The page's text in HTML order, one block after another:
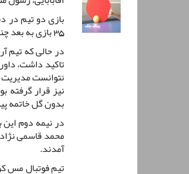
بازی دو تیم در
35 بازی به بعد چندین موقعیت خوب گلزنی برروی دروازه حریف خلق کرد.
در حالی که تیم
تاکید داشت،
نتوانست
نیز قرار
بدون گل خاتمه
در نیمه دوم
محمد قاسمی
آمدند.
تیم فوتبال مس